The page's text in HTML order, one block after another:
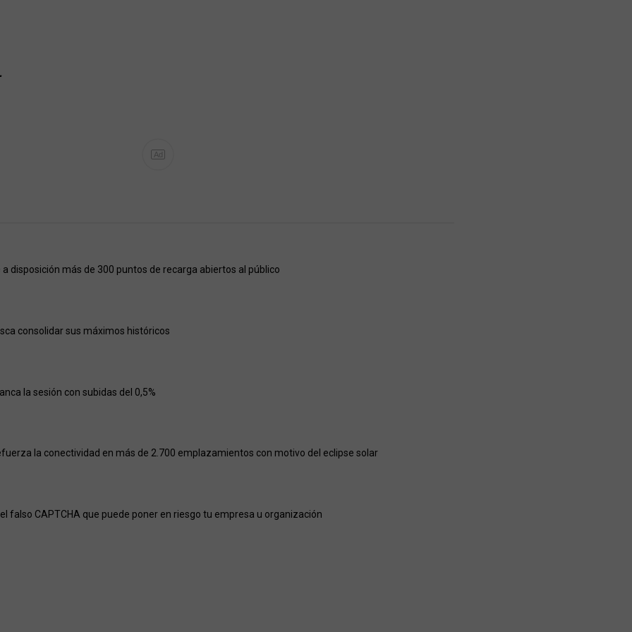
Ad
a disposición más de 300 puntos de recarga abiertos al público
consolidar sus máximos históricos
la sesión con subidas del 0,5%
la conectividad en más de 2.700 emplazamientos con motivo del eclipse solar
falso CAPTCHA que puede poner en riesgo tu empresa u organización